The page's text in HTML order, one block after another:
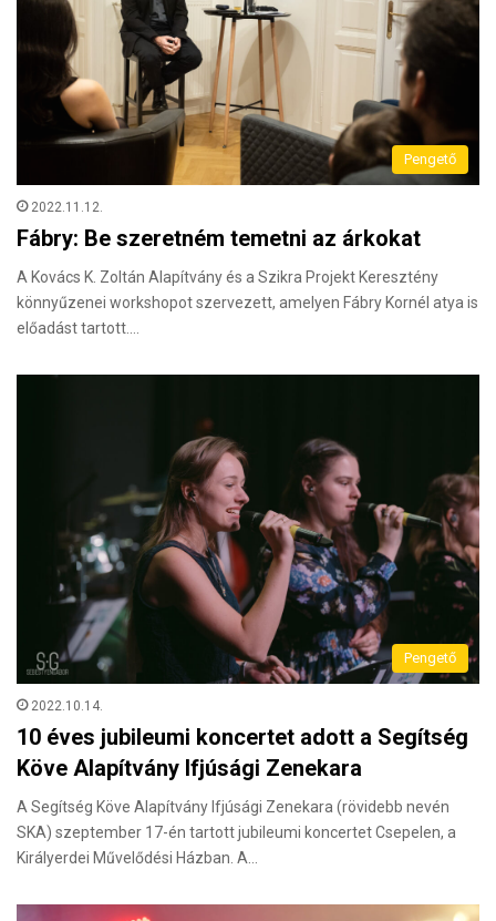
Pengető
2022.11.12.
Fábry: Be szeretném temetni az árkokat
A Kovács K. Zoltán Alapítvány és a Szikra Projekt Keresztény
könnyűzenei workshopot szervezett, amelyen Fábry Kornél atya is
előadást tartott.…
Pengető
2022.10.14.
10 éves jubileumi koncertet adott a Segítség
Köve Alapítvány Ifjúsági Zenekara
A Segítség Köve Alapítvány Ifjúsági Zenekara (rövidebb nevén
SKA) szeptember 17-én tartott jubileumi koncertet Csepelen, a
Királyerdei Művelődési Házban. A…